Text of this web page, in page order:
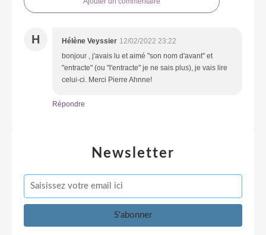
H Hélène Veyssier 12/02/2022 23:22
bonjour , j'avais lu et aimé "son nom d'avant" et
"entracte" (ou "l'entracte" je ne sais plus), je vais lire
celui-ci. Merci Pierre Ahnne!
Répondre
Newsletter